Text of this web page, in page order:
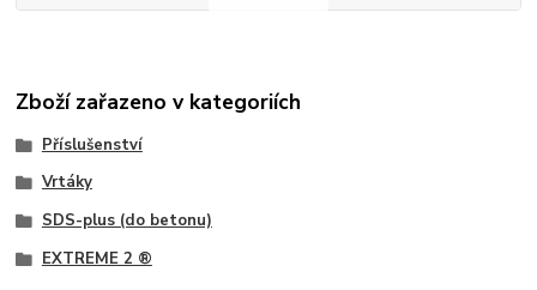
Zboží zařazeno v kategoriích
Příslušenství
Vrtáky
SDS-plus (do betonu)
EXTREME 2 ®